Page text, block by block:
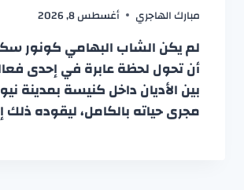
مبارك الهاجري أغسطس 8, 2026
لم يكن الشاب البهامي كونور
أن تحول لحظة عابرة في إحدى
بين الأديان داخل كنيسة بمدينة
مجرى حياته بالكامل، ليقوده